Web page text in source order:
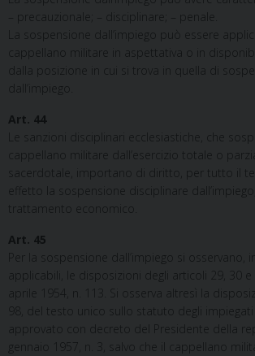
– precauzionale; – disciplinare; – penale.
La sospensione dall’impiego può essere
cappellano militare in aspettativa o in
dalla posizione in cui si trova in quella di
dall’impiego.
Art. 44
Le sanzioni disciplinari ecclesiastiche, che
cappellano militare dall’esercizio totale o
sacerdotale, importano di diritto, per tutto il
effetto la sospensione disciplinare
trattamento economico.
Art. 45
Per la sospensione dall’impiego si osservano,
applicabili, le disposizioni degli articoli 29, 30 e
aprile 1954, n. 113. Si osserva altresì la
98, del testo unico sullo statuto degli impiegati
approvato con decreto del Presidente della
gennaio 1957, n. 3, salvo che il cappellano